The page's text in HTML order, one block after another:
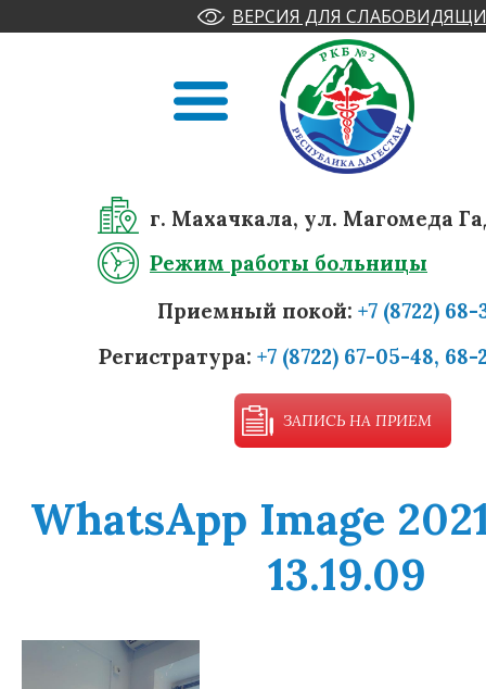
ВЕРСИЯ ДЛЯ
г. Махачкала, ул. Магомеда
Режим работы больницы
Приемный покой: +7 (8722)
Регистратура: +7 (8722) 67-05-48, 68-
ЗАПИСЬ НА ПРИЕМ
WhatsApp Image
13.19.09